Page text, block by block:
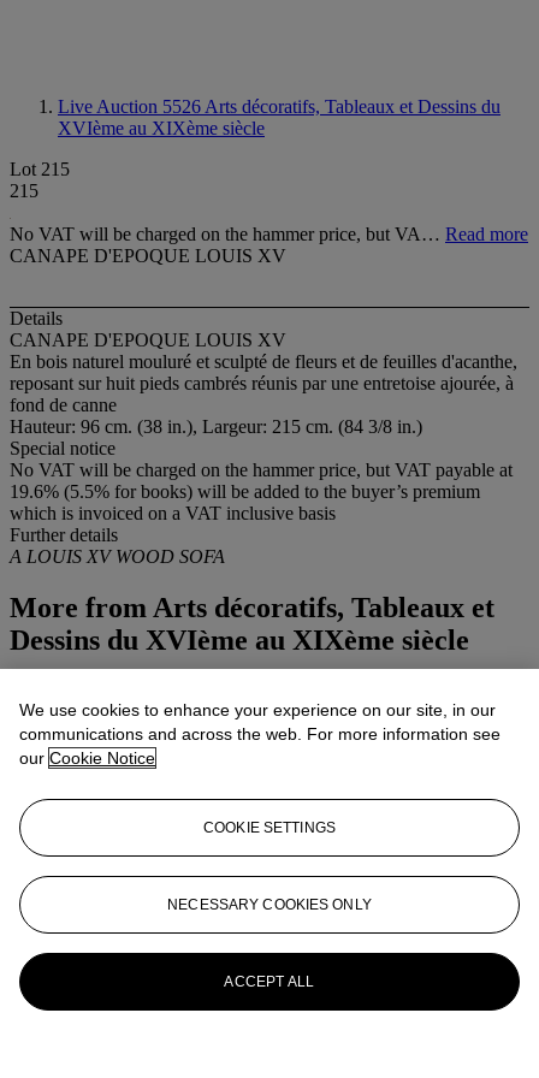
Live Auction 5526 Arts décoratifs, Tableaux et Dessins du
XVIème au XIXème siècle
Lot 215
215
No VAT will be charged on the hammer price, but VA… Read more
CANAPE D'EPOQUE LOUIS XV
Details
CANAPE D'EPOQUE LOUIS XV
En bois naturel mouluré et sculpté de fleurs et de feuilles d'acanthe,
reposant sur huit pieds cambrés réunis par une entretoise ajourée, à
fond de canne
Hauteur: 96 cm. (38 in.), Largeur: 215 cm. (84 3/8 in.)
Special notice
No VAT will be charged on the hammer price, but VAT payable at
19.6% (5.5% for books) will be added to the buyer’s premium
which is invoiced on a VAT inclusive basis
Further details
A LOUIS XV WOOD SOFA
More fromArts décoratifs, Tableaux et
Dessins du XVIème au XIXème siècle
View All
We use cookies to enhance your experience on our site, in our
communications and across the web. For more information see
our Cookie Notice
COOKIE SETTINGS
NECESSARY COOKIES ONLY
ACCEPT ALL